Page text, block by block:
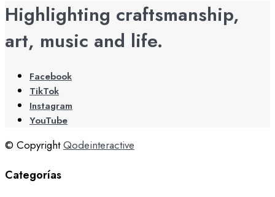
Highlighting craftsmanship,
art, music and life.
Facebook
TikTok
Instagram
YouTube
© CopyrightQodeinteractive
Categorías